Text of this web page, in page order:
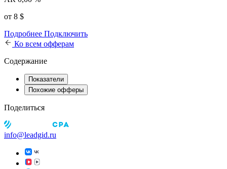
от 8 $
Подробнее Подключить
Ко всем офферам
Содержание
Показатели
Похожие офферы
Поделиться
info@leadgid.ru